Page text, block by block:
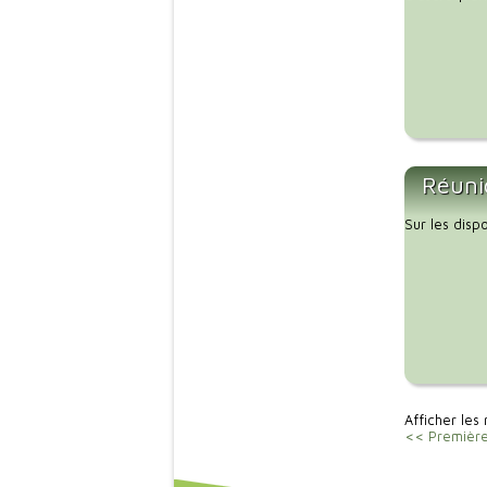
Sur les
Afficher les
<< Première